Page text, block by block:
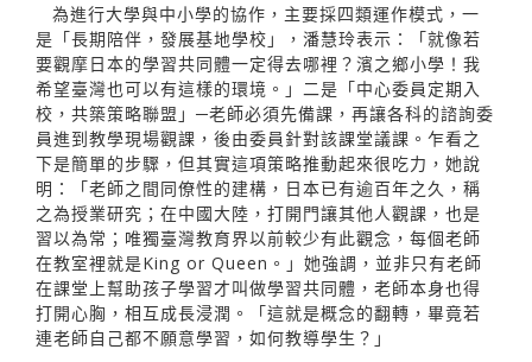
為進行大學與中小學的協作，主要採四類運作模式，一
是「長期陪伴，發展基地學校」，潘慧玲表示：「就像若
要觀摩日本的學習共同體一定得去哪裡？濱之鄉小學！我
希望臺灣也可以有這樣的環境。」二是「中心委員定期入
校，共築策略聯盟」─老師必須先備課，再讓各科的諮詢委
員進到教學現場觀課，後由委員針對該課堂議課。乍看之
下是簡單的步驟，但其實這項策略推動起來很吃力，她說
明：「老師之間同僚性的建構，日本已有逾百年之久，稱
之為授業研究；在中國大陸，打開門讓其他人觀課，也是
習以為常；唯獨臺灣教育界以前較少有此觀念，每個老師
在教室裡就是King or Queen。」她強調，並非只有老師
在課堂上幫助孩子學習才叫做學習共同體，老師本身也得
打開心胸，相互成長浸潤。「這就是概念的翻轉，畢竟若
連老師自己都不願意學習，如何教導學生？」